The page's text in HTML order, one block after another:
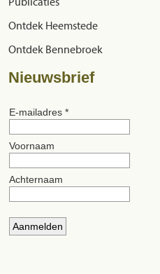
Ontdek Heemstede
Ontdek Bennebroek
Nieuwsbrief